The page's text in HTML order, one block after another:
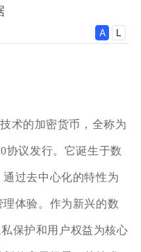
术的加密货币，全称为
协议发行。它诞生于数
过去中心化的特性为
体验。作为新兴的数
保护和用户权益为核心